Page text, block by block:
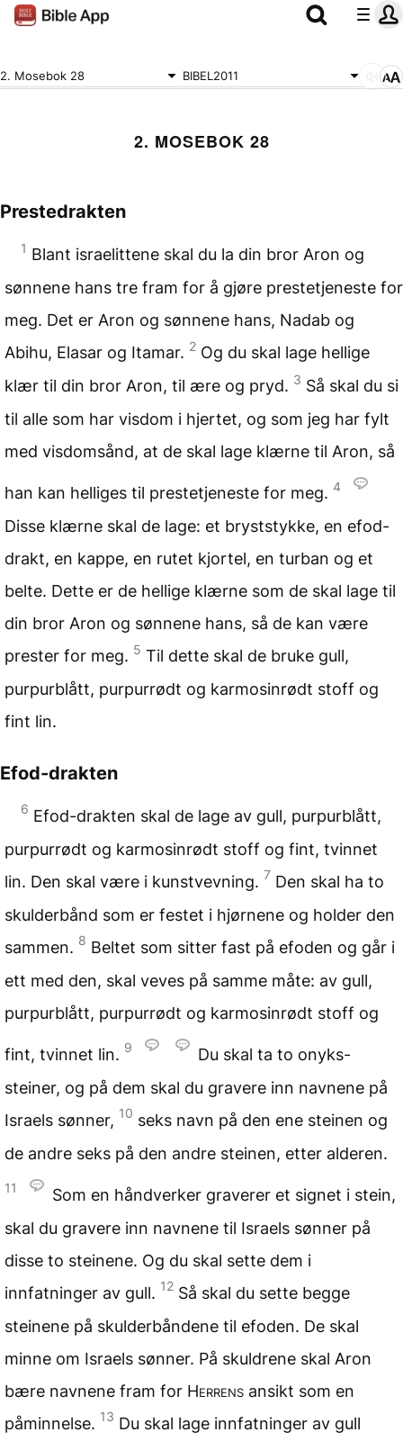
2. Mosebok 28 BIBEL2011
2. MOSEBOK 28
Prestedrakten
1 Blant israelittene skal du la din bror Aron og
sønnene hans tre fram for å gjøre prestetjeneste for
meg. Det er Aron og sønnene hans, Nadab og
Abihu, Elasar og Itamar. 2 Og du skal lage hellige
klær til din bror Aron, til ære og pryd. 3 Så skal du si
til alle som har visdom i hjertet, og som jeg har fylt
med visdomsånd, at de skal lage klærne til Aron, så
han kan helliges til prestetjeneste for meg. 4
Disse klærne skal de lage: et bryststykke, en efod-
drakt, en kappe, en rutet kjortel, en turban og et
belte. Dette er de hellige klærne som de skal lage til
din bror Aron og sønnene hans, så de kan være
prester for meg. 5 Til dette skal de bruke gull,
purpurblått, purpurrødt og karmosinrødt stoff og
fint lin.
Efod-drakten
6 Efod-drakten skal de lage av gull, purpurblått,
purpurrødt og karmosinrødt stoff og fint, tvinnet
lin. Den skal være i kunstvevning. 7 Den skal ha to
skulderbånd som er festet i hjørnene og holder den
sammen. 8 Beltet som sitter fast på efoden og går i
ett med den, skal veves på samme måte: av gull,
purpurblått, purpurrødt og karmosinrødt stoff og
fint, tvinnet lin. 9
Du skal ta to onyks-
steiner, og på dem skal du gravere inn navnene på
Israels sønner, 10 seks navn på den ene steinen og
de andre seks på den andre steinen, etter alderen.
11
Som en håndverker graverer et signet i stein,
skal du gravere inn navnene til Israels sønner på
disse to steinene. Og du skal sette dem i
innfatninger av gull. 12 Så skal du sette begge
steinene på skulderbåndene til efoden. De skal
minne om Israels sønner. På skuldrene skal Aron
bære navnene fram for Herrens ansikt som en
påminnelse. 13 Du skal lage innfatninger av gull